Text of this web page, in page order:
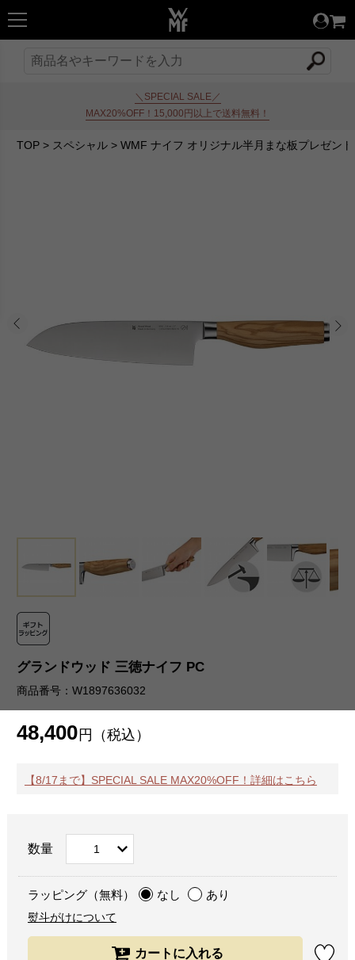
＼SPECIAL SALE／
MAX20%OFF！15,000円以上で送料無料！
TOP> スペシャル> WMF ナイフ オリジナル半月まな板プレゼン
グランドウッド 三徳ナイフ PC
商品番号：W1897636032
48,400 円（税込）
【8/17まで】SPECIAL SALE MAX20%OFF！詳細はこちら
数量
ラッピング（無料） なし あり
熨斗がけについて